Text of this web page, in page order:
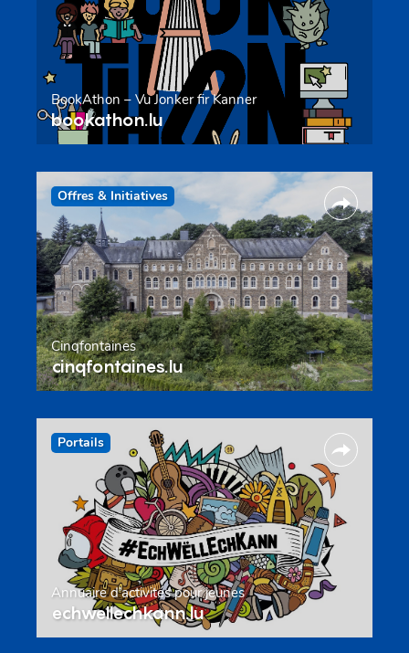
BookAthon – Vu Jonker fir Kanner
bookathon.lu
Offres & Initiatives
Cinqfontaines
cinqfontaines.lu
Portails
Annuaire d’activités pour jeunes
echwellechkann.lu